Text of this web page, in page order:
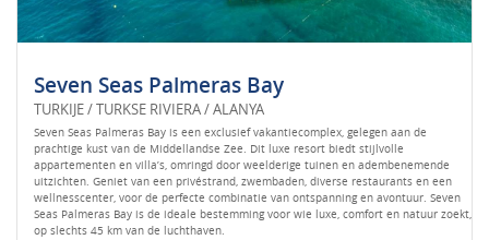
Seven Seas Palmeras Bay
TURKIJE / TURKSE RIVIERA / ALANYA
Seven Seas Palmeras Bay is een exclusief vakantiecomplex, gelegen aan de
prachtige kust van de Middellandse Zee. Dit luxe resort biedt stijlvolle
appartementen en villa’s, omringd door weelderige tuinen en adembenemende
uitzichten. Geniet van een privéstrand, zwembaden, diverse restaurants en een
wellnesscenter, voor de perfecte combinatie van ontspanning en avontuur. Seven
Seas Palmeras Bay is de ideale bestemming voor wie luxe, comfort en natuur zoekt,
op slechts 45 km van de luchthaven.